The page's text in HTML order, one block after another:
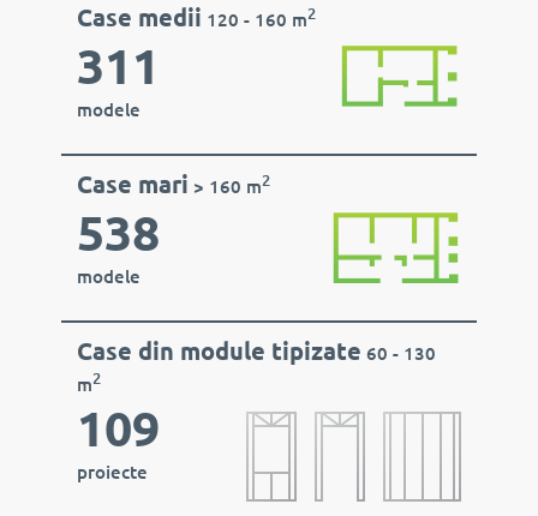
Case medii 120 - 160 m2
311
modele
Case mari > 160 m2
538
modele
Case din module tipizate 60 - 130
m2
109
proiecte